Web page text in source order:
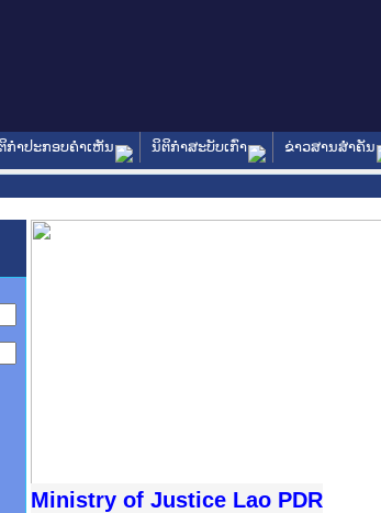
ກໍາປະກອບຄໍາເຫັນ ນິຕິກໍາສະບັບເກົ່າ ຂ່າວສານສໍາຄັນ
Ministry of Justice Lao PDR